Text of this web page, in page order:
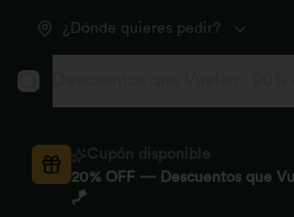
¿Dónde quieres pedir?
Cupón disponible
20% OFF — Descuentos que
🪁